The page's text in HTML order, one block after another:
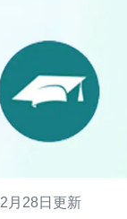
月28日 更新